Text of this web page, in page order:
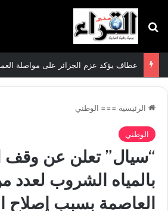
بحث عن
الرئيسية === الوطني
الوطني
“سيال” تعلن عن وقف
بالمياه الشروب لعدد
العاصمة بسبب إصلاح